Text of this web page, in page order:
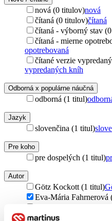
nová (0 titulov)nová
čítaná (0 titulov)čítaná
čítaná - výborný stav
čítaná - mierne
opotrebovaná
čítané verzie
vypredaných kníh
Odborná x populárne náučná
odborná (1 titul)
Jazyk
slovenčina (1 titul)
Pre koho
pre dospelých (1 titul)
Autor
Götz Kockott (1 titul)
Eva-Mária Fahrnerová